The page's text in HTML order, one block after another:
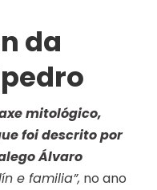
da
mitológico,
foi descrito por
Álvaro
e familia”, no ano